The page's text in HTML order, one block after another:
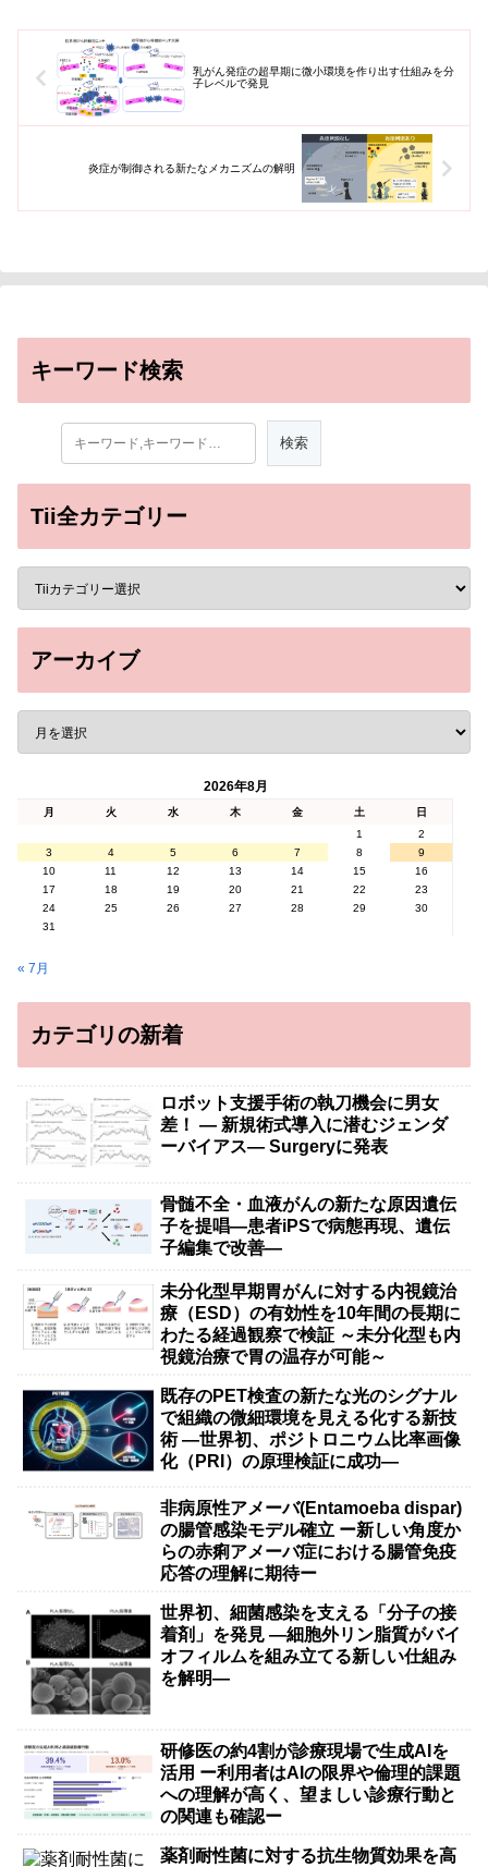
乳がん発症の超早期に微小環境を作り出す仕組みを分
子レベルで発見
炎症が制御される新たなメカニズムの解明
キーワード検索
Tii全カテゴリー
アーカイブ
2026年8月
月 火 水 木 金 土
日
1
2
3
4 5 6 7 8
9
10
11 12 13 14 15
16
17
18 19 20 21 22
23
24
25 26 27 28 29
30
31
« 7月
カテゴリの新着
ロボット支援手術の執刀機会に男女
差！ — 新規術式導入に潜むジェンダ
ーバイアス— Surgeryに発表
骨髄不全・血液がんの新たな原因遺伝
子を提唱―患者iPSで病態再現、遺伝
子編集で改善―
未分化型早期胃がんに対する内視鏡治
療（ESD）の有効性を10年間の長期に
わたる経過観察で検証 ～未分化型も内
視鏡治療で胃の温存が可能～
既存のPET検査の新たな光のシグナル
で組織の微細環境を見える化する新技
術 ―世界初、ポジトロニウム比率画像
化（PRI）の原理検証に成功―
非病原性アメーバ(Entamoeba dispar)
の腸管感染モデル確立 ー新しい角度か
らの赤痢アメーバ症における腸管免疫
応答の理解に期待ー
世界初、細菌感染を支える「分子の接
着剤」を発見 ―細胞外リン脂質がバイ
オフィルムを組み立てる新しい仕組み
を解明―
研修医の約4割が診療現場で生成AIを
活用 ー利用者はAIの限界や倫理的課題
への理解が高く、望ましい診療行動と
の関連も確認ー
薬剤耐性菌に対する抗生物質効果を高